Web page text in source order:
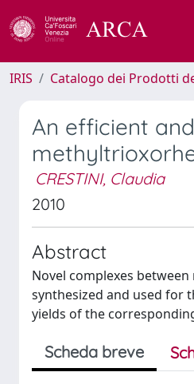
IRIS Catalogo dei Prodotti
An efficient
CRESTINI, Claudia
2010
Abstract
Novel complexes
synthesized and used for
yields of the
Scheda breve